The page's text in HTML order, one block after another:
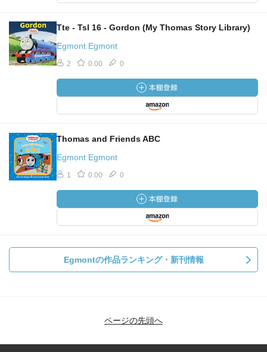
Tte - Tsl 16 - Gordon (My Thomas Story Library)
Egmont Egmont
2 0.00 0
Thomas and Friends ABC
Egmont Egmont
1 0.00 0
Egmontの作品ランキング・新刊情報
ページの先頭へ